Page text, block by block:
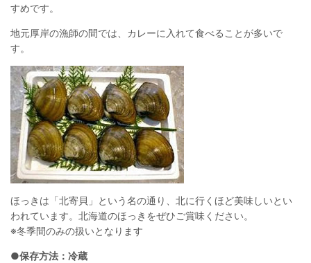
すめです。
地元厚岸の漁師の間では、カレーに入れて食べることが多いで
す。
ほっきは「北寄貝」という名の通り、北に行くほど美味しいとい
われています。北海道のほっきをぜひご賞味ください。
※冬季間のみの扱いとなります
●保存方法：冷蔵